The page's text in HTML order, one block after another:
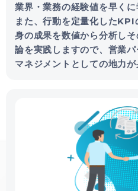
業界・業務の経験値を早くに
また、行動を定量化した
身の成果を数値から分析し
論を実践しますので、営業
マネジメントとしての地力が